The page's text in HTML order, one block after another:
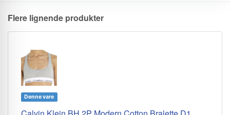
Flere lignende produkter
Denne vare